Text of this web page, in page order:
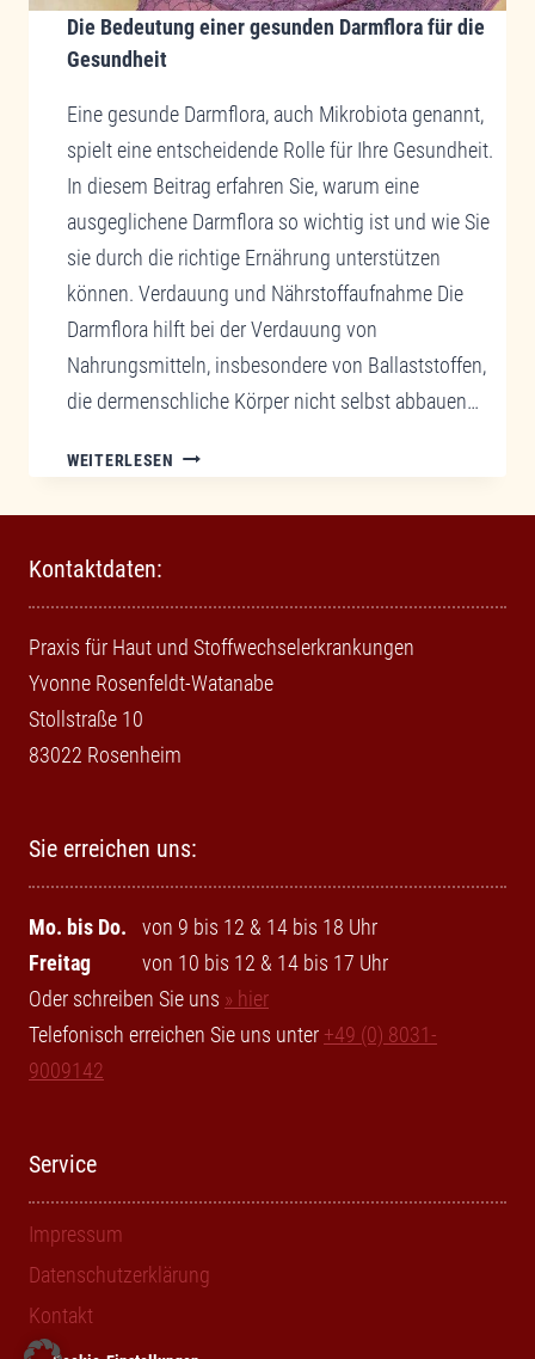
Die Bedeutung einer gesunden Darmflora für die
Gesundheit
Eine gesunde Darmflora, auch Mikrobiota genannt,
spielt eine entscheidende Rolle für Ihre Gesundheit.
In diesem Beitrag erfahren Sie, warum eine
ausgeglichene Darmflora so wichtig ist und wie Sie
sie durch die richtige Ernährung unterstützen
können. Verdauung und Nährstoffaufnahme Die
Darmflora hilft bei der Verdauung von
Nahrungsmitteln, insbesondere von Ballaststoffen,
die dermenschliche Körper nicht selbst abbauen…
WEITERLESEN DIE
BEDEUTUNG
EINER
GESUNDHEIT
Kontaktdaten:
Praxis für Haut und Stoffwechselerkrankungen
Yvonne Rosenfeldt-Watanabe
Stollstraße 10
83022 Rosenheim
Sie erreichen uns:
Mo. bis Do.
von 9 bis 12 & 14 bis 18 Uhr
Freitag
von 10 bis 12 & 14 bis 17 Uhr
Oder schreiben Sie uns » hier
Telefonisch erreichen Sie uns unter +49 (0) 8031-
9009142
Service
Impressum
Datenschutzerklärung
Kontakt